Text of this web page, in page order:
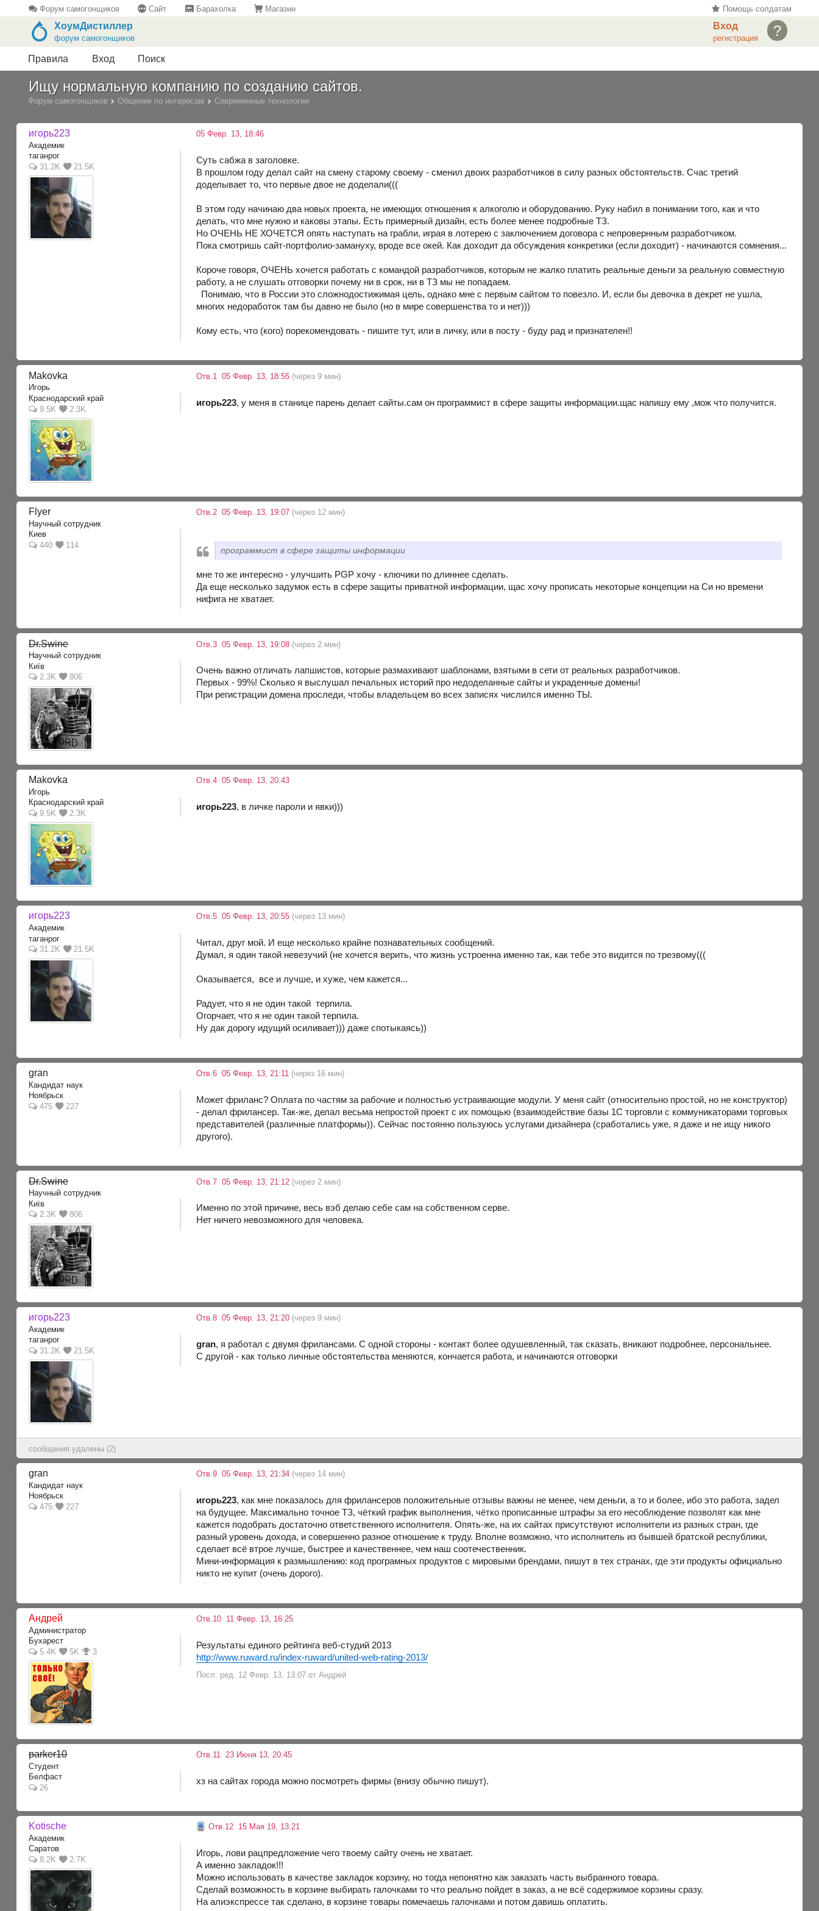
Форум самогонщиков Сайт Барахолка Магазин Помощь солдатам
?
Вход
регистрация
ХоумДистиллер
форум самогонщиков
Правила Вход Поиск
Ищу нормальную компанию по созданию сайтов.
Форум самогонщиков Общение по интересам Современные технологии
игорь223
Академик
таганрог
31.2K
21.5K
05 Февр. 13, 18:46
Суть сабжа в заголовке.
В прошлом году делал сайт на смену старому своему - сменил двоих разработчиков в силу разных обстоятельств. Счас третий
доделывает то, что первые двое не доделали(((
В этом году начинаю два новых проекта, не имеющих отношения к алкоголю и оборудованию. Руку набил в понимании того, как и что
делать, что мне нужно и каковы этапы. Есть примерный дизайн, есть более менее подробные ТЗ.
Но ОЧЕНЬ НЕ ХОЧЕТСЯ опять наступать на грабли, играя в лотерею с заключением договора с непровернным разработчиком.
Пока смотришь сайт-портфолио-замануху, вроде все окей. Как доходит да обсуждения конкретики (если доходит) - начинаются сомнения...
Короче говоря, ОЧЕНЬ хочется работать с командой разработчиков, которым не жалко платить реальные деньги за реальную совместную
работу, а не слушать отговорки почему ни в срок, ни в ТЗ мы не попадаем.
Понимаю, что в России это сложнодостижимая цель, однако мне с первым сайтом то повезло. И, если бы девочка в декрет не ушла,
многих недоработок там бы давно не было (но в мире совершенства то и нет)))
Кому есть, что (кого) порекомендовать - пишите тут, или в личку, или в посту - буду рад и признателен!!
Makovka
Игорь
Краснодарский край
9.5K
2.3K
Отв.1 05 Февр. 13, 18:55 (через 9 мин)
игорь223, у меня в станице парень делает сайты.сам он программист в сфере защиты информации.щас напишу ему ,мож что получится.
Flyer
Научный сотрудник
Киев
440
114
Отв.2 05 Февр. 13, 19:07 (через 12 мин)
программист в сфере защиты информации
мне то же интересно - улучшить PGP хочу - ключики по длиннее сделать.
Да еще несколько задумок есть в сфере защиты приватной информации, щас хочу прописать некоторые концепции на Си но времени
нифига не хватает.
Dr.Swine
Научный сотрудник
Київ
2.3K
806
Отв.3 05 Февр. 13, 19:08 (через 2 мин)
Очень важно отличать лапшистов, которые размахивают шаблонами, взятыми в сети от реальных разработчиков.
Первых - 99%! Сколько я выслушал печальных историй про недоделанные сайты и украденные домены!
При регистрации домена проследи, чтобы владельцем во всех записях числился именно ТЫ.
Makovka
Игорь
Краснодарский край
9.5K
2.3K
Отв.4 05 Февр. 13, 20:43
игорь223, в личке пароли и явки)))
игорь223
Академик
таганрог
31.2K
21.5K
Отв.5 05 Февр. 13, 20:55 (через 13 мин)
Читал, друг мой. И еще несколько крайне познавательных сообщений.
Думал, я один такой невезучий (не хочется верить, что жизнь устроенна именно так, как тебе это видится по трезвому(((
Оказывается, все и лучше, и хуже, чем кажется...
Радует, что я не один такой терпила.
Огорчает, что я не один такой терпила.
Ну дак дорогу идущий осиливает))) даже спотыкаясь))
gran
Кандидат наук
Ноябрьск
475
227
Отв.6 05 Февр. 13, 21:11 (через 16 мин)
Может фриланс? Оплата по частям за рабочие и полностью устраивающие модули. У меня сайт (относительно простой, но не конструктор)
- делал фрилансер. Так-же, делал весьма непростой проект с их помощью (взаимодействие базы 1С торговли с коммуникаторами торговых
представителей (различные платформы)). Сейчас постоянно пользуюсь услугами дизайнера (сработались уже, я даже и не ищу никого
другого).
Dr.Swine
Научный сотрудник
Київ
2.3K
806
Отв.7 05 Февр. 13, 21:12 (через 2 мин)
Именно по этой причине, весь вэб делаю себе сам на собственном серве.
Нет ничего невозможного для человека.
игорь223
Академик
таганрог
31.2K
21.5K
Отв.8 05 Февр. 13, 21:20 (через 9 мин)
gran, я работал с двумя фрилансами. С одной стороны - контакт более одушевленный, так сказать, вникают подробнее, персональнее.
С другой - как только личные обстоятельства меняются, кончается работа, и начинаются отговорки
сообщения удалены (2)
gran
Кандидат наук
Ноябрьск
475
227
Отв.9 05 Февр. 13, 21:34 (через 14 мин)
игорь223, как мне показалось для фрилансеров положительные отзывы важны не менее, чем деньги, а то и более, ибо это работа, задел
на будущее. Максимально точное ТЗ, чёткий график выполнения, чётко прописанные штрафы за его несоблюдение позволят как мне
кажется подобрать достаточно ответственного исполнителя. Опять-же, на их сайтах присутствуют исполнители из разных стран, где
разный уровень дохода, и совершенно разное отношение к труду. Вполне возможно, что исполнитель из бывшей братской республики,
сделает всё втрое лучше, быстрее и качественнее, чем наш соотечественник.
Мини-информация к размышлению: код програмных продуктов с мировыми брендами, пишут в тех странах, где эти продукты официально
никто не купит (очень дорого).
Андрей
Администратор
Бухарест
5.4K
5K 3
Отв.10 11 Февр. 13, 16:25
Результаты единого рейтинга веб-студий 2013
http://www.ruward.ru/index-ruward/united-web-rating-2013/
Посл. ред. 12 Февр. 13, 13:07 от Андрей
parker10
Студент
Белфаст
26
Отв.11 23 Июня 13, 20:45
хз на сайтах города можно посмотреть фирмы (внизу обычно пишут).
Kotische
Академик
Саратов
8.2K
2.7K
Отв.12 15 Мая 19, 13:21
Игорь, лови рацпредложение чего твоему сайту очень не хватает.
А именно закладок!!!
Можно использовать в качестве закладок корзину, но тогда непонятно как заказать часть выбранного товара.
Сделай возможность в корзине выбирать галочками то что реально пойдет в заказ, а не всё содержимое корзины сразу.
На алиэкспрессе так сделано, в корзине товары помечаешь галочками и потом давишь оплатить.